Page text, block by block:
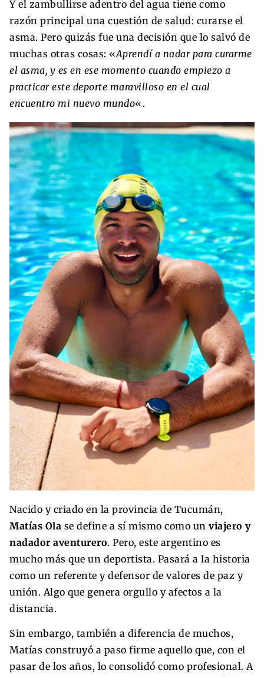
Y el zambullirse adentro del agua tiene como
razón principal una cuestión de salud: curarse el
asma. Pero quizás fue una decisión que lo salvó de
muchas otras cosas: «Aprendí a nadar para curarme
el asma, y es en ese momento cuando empiezo a
practicar este deporte maravilloso en el cual
encuentro mi nuevo mundo«.
Nacido y criado en la provincia de Tucumán,
Matías Ola se define a sí mismo como un viajero y
nadador aventurero. Pero, este argentino es
mucho más que un deportista. Pasará a la historia
como un referente y defensor de valores de paz y
unión. Algo que genera orgullo y afectos a la
distancia.
Sin embargo, también a diferencia de muchos,
Matías construyó a paso firme aquello que, con el
pasar de los años, lo consolidó como profesional. A